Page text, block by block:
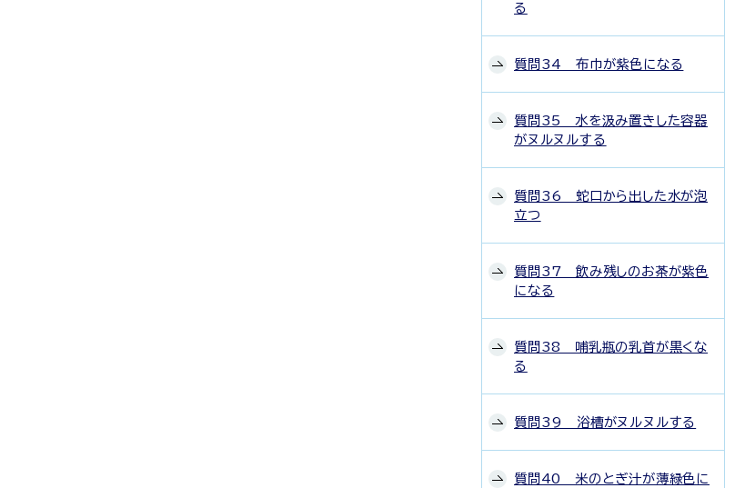
る
質問34 布巾が紫色になる
質問35 水を汲み置きした容器
がヌルヌルする
質問36 蛇口から出した水が泡
立つ
質問37 飲み残しのお茶が紫色
になる
質問38 哺乳瓶の乳首が黒くな
る
質問39 浴槽がヌルヌルする
質問40 米のとぎ汁が薄緑色に